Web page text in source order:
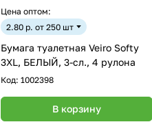
Цена оптом:
2.80 р. от 250 шт
Бумага туалетная Veiro Softy
3XL, БЕЛЫЙ, 3-сл., 4 рулона
Код: 1002398
В корзину